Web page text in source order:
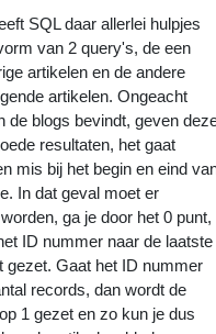
SQL daar allerlei hulpjes
van 2 query's, de een
artikelen en de andere
artikelen. Ongeacht
de blogs bevindt, geven
resultaten, het gaat
mis bij het begin en eind
In dat geval moet er
ga je door het 0 punt,
ID nummer naar de laatste
gezet. Gaat het ID nummer
records, dan wordt de
1 gezet en zo kun je dus